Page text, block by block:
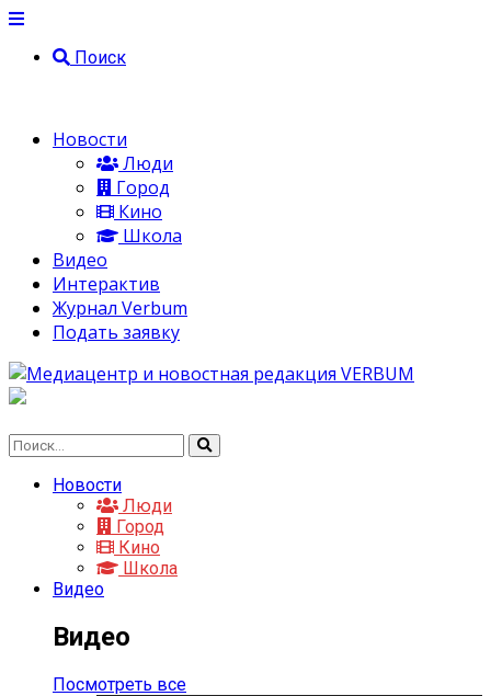
Поиск
Новости
Люди
Город
Кино
Школа
Видео
Интерактив
Журнал Verbum
Подать заявку
Новости
Люди
Город
Кино
Школа
Видео
Видео
Посмотреть все